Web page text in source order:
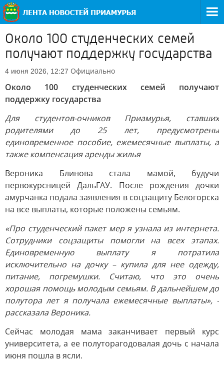
Около 100 студенческих семей
получают поддержку государства
4 июня 2026, 12:27 Официально
Около 100 студенческих семей получают
поддержку государства
Для студентов-очников Приамурья, ставших
родителями до 25 лет, предусмотрены
единовременное пособие, ежемесячные выплаты, а
также компенсация аренды жилья
Вероника Блинова стала мамой, будучи
первокурсницей ДальГАУ. После рождения дочки
амурчанка подала заявления в соцзащиту Белогорска
на все выплаты, которые положены семьям.
«Про студенческий пакет мер я узнала из интернета.
Сотрудники соцзащиты помогли на всех этапах.
Единовременную выплату я потратила
исключительно на дочку – купила для нее одежду,
питание, погремушки. Считаю, что это очень
хорошая помощь молодым семьям. В дальнейшем до
полутора лет я получала ежемесячные выплаты», -
рассказала Вероника.
Сейчас молодая мама заканчивает первый курс
университета, а ее полуторагодовалая дочь с начала
июня пошла в ясли.